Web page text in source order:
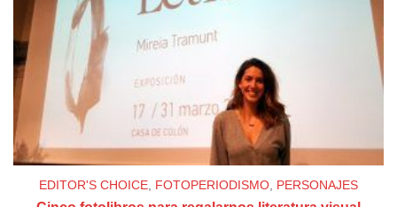
EDITOR'S CHOICE FOTOPERIODISMO PERSONAJES